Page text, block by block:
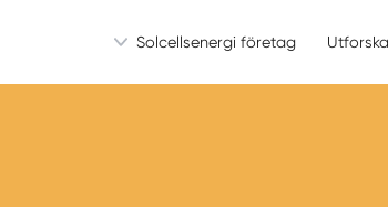
Solcellsenergi företag Utforska